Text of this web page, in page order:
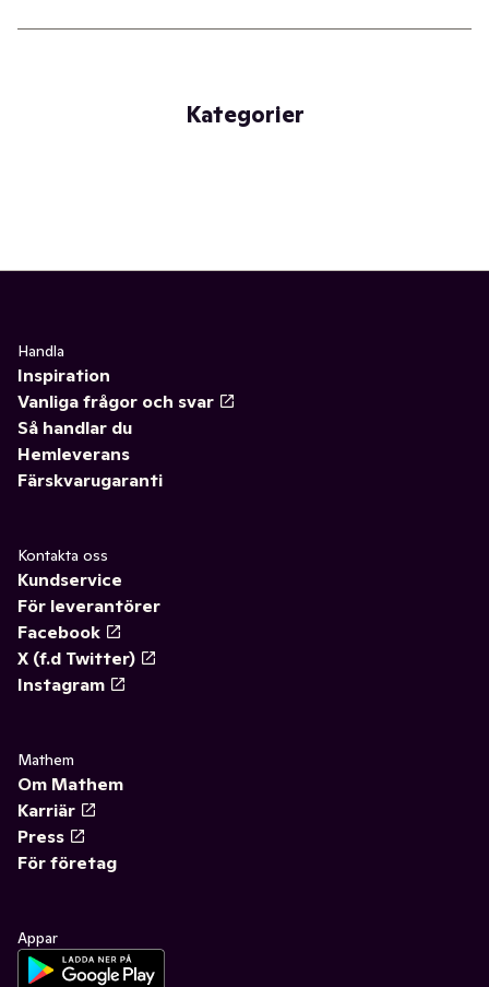
Kategorier
Handla
Inspiration
Vanliga frågor och svar
Så handlar du
Hemleverans
Färskvarugaranti
Kontakta oss
Kundservice
För leverantörer
Facebook
X (f.d Twitter)
Instagram
Mathem
Om Mathem
Karriär
Press
För företag
Appar